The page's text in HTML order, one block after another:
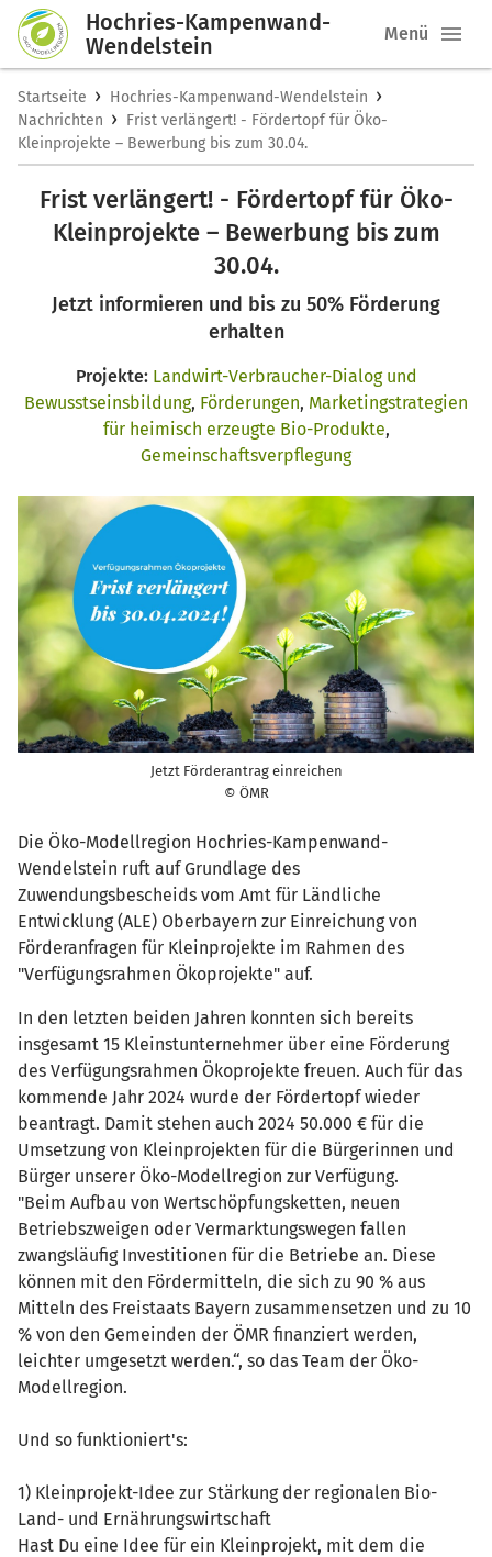
Hochries-Kampenwand-
Wendelstein
Menü
Startseite › Hochries-Kampenwand-Wendelstein ›
Nachrichten › Frist verlängert! - Fördertopf für Öko-
Kleinprojekte – Bewerbung bis zum 30.04.
Frist verlängert! - Fördertopf für Öko-
Kleinprojekte – Bewerbung bis zum
30.04.
Jetzt informieren und bis zu 50% Förderung
erhalten
Projekte: Landwirt-Verbraucher-Dialog und
Bewusstseinsbildung, Förderungen, Marketingstrategien
für heimisch erzeugte Bio-Produkte,
Gemeinschaftsverpflegung
Jetzt Förderantrag einreichen
© ÖMR
Die Öko-Modellregion Hochries-Kampenwand-
Wendelstein ruft auf Grundlage des
Zuwendungsbescheids vom Amt für Ländliche
Entwicklung (ALE) Oberbayern zur Einreichung von
Förderanfragen für Kleinprojekte im Rahmen des
"Verfügungsrahmen Ökoprojekte" auf.
In den letzten beiden Jahren konnten sich bereits
insgesamt 15 Kleinstunternehmer über eine Förderung
des Verfügungsrahmen Ökoprojekte freuen. Auch für das
kommende Jahr 2024 wurde der Fördertopf wieder
beantragt. Damit stehen auch 2024 50.000 € für die
Umsetzung von Kleinprojekten für die Bürgerinnen und
Bürger unserer Öko-Modellregion zur Verfügung.
"Beim Aufbau von Wertschöpfungsketten, neuen
Betriebszweigen oder Vermarktungswegen fallen
zwangsläufig Investitionen für die Betriebe an. Diese
können mit den Fördermitteln, die sich zu 90 % aus
Mitteln des Freistaats Bayern zusammensetzen und zu 10
% von den Gemeinden der ÖMR finanziert werden,
leichter umgesetzt werden.“, so das Team der Öko-
Modellregion.
Und so funktioniert's:
1) Kleinprojekt-Idee zur Stärkung der regionalen Bio-
Land- und Ernährungswirtschaft
Hast Du eine Idee für ein Kleinprojekt, mit dem die